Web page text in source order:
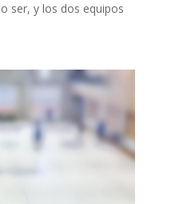
ser, y los dos equipos